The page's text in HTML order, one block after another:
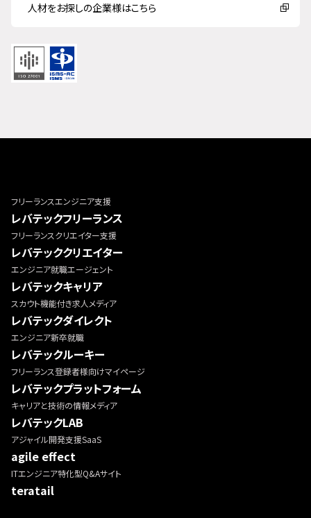
人材をお探しの企業様はこちら
フリーランスエンジニア支援
レバテックフリーランス
フリーランスクリエイター支援
レバテッククリエイター
エンジニア就職エージェント
レバテックキャリア
スカウト機能付き求人メディア
レバテックダイレクト
エンジニア新卒就職
レバテックルーキー
フリーランス登録者様向けマイページ
レバテックプラットフォーム
キャリアと技術の情報メディア
レバテックLAB
アジャイル開発支援SaaS
agile effect
ITエンジニア特化型Q&Aサイト
teratail